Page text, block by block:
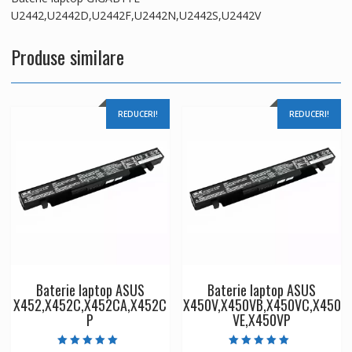
U2442,U2442D,U2442F,U2442N,U2442S,U2442V
Produse similare
REDUCERI!
Baterie laptop ASUS
X452,X452C,X452CA,X452C
P
REDUCERI!
Baterie laptop ASUS
X450V,X450VB,X450VC,X450
VE,X450VP